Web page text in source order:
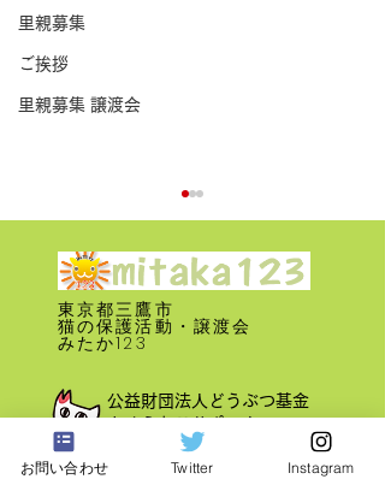
里親募集
ご挨拶
里親募集 譲渡会
里親募集 譲渡会 2024年9
月16日
東京都三鷹市
​猫の保護活動・譲渡会
みたか123
公益財団法人どうぶつ基金
お問い合わせ Twitter Instagram